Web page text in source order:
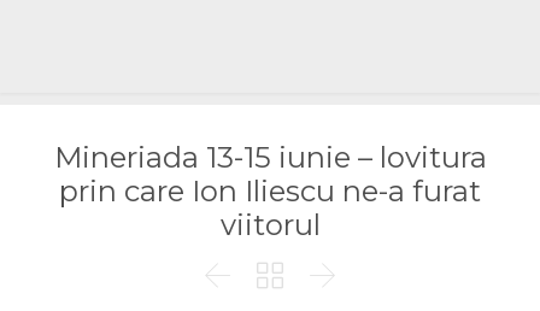
Mineriada 13-15 iunie – lovitura
prin care Ion Iliescu ne-a furat
viitorul
  